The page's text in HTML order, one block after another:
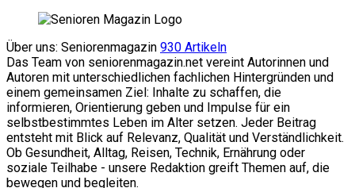
Über uns: Seniorenmagazin 930 Artikeln
Das Team von seniorenmagazin.net vereint Autorinnen und
Autoren mit unterschiedlichen fachlichen Hintergründen und
einem gemeinsamen Ziel: Inhalte zu schaffen, die
informieren, Orientierung geben und Impulse für ein
selbstbestimmtes Leben im Alter setzen. Jeder Beitrag
entsteht mit Blick auf Relevanz, Qualität und Verständlichkeit.
Ob Gesundheit, Alltag, Reisen, Technik, Ernährung oder
soziale Teilhabe - unsere Redaktion greift Themen auf, die
bewegen und begleiten.